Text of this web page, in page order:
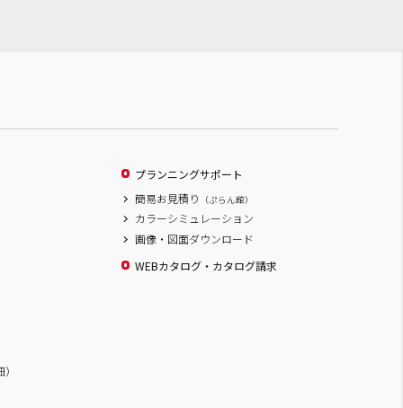
プランニングサポート
簡易お見積り
（ぷらん館）
カラーシミュレーション
画像・図面ダウンロード
WEBカタログ・カタログ請求